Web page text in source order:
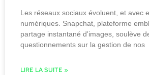
Les réseaux sociaux évoluent, et avec
numériques. Snapchat, plateforme
partage instantané d'images, soulève
questionnements sur la gestion de nos
LIRE LA SUITE »